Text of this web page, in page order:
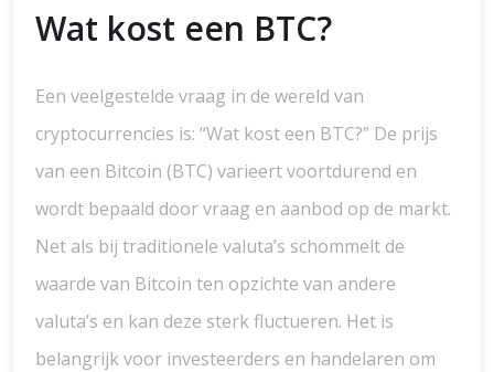
Wat kost een BTC?
Een veelgestelde vraag in de wereld van
cryptocurrencies is: “Wat kost een BTC?” De prijs
van een Bitcoin (BTC) varieert voortdurend en
wordt bepaald door vraag en aanbod op de markt.
Net als bij traditionele valuta’s schommelt de
waarde van Bitcoin ten opzichte van andere
valuta’s en kan deze sterk fluctueren. Het is
belangrijk voor investeerders en handelaren om